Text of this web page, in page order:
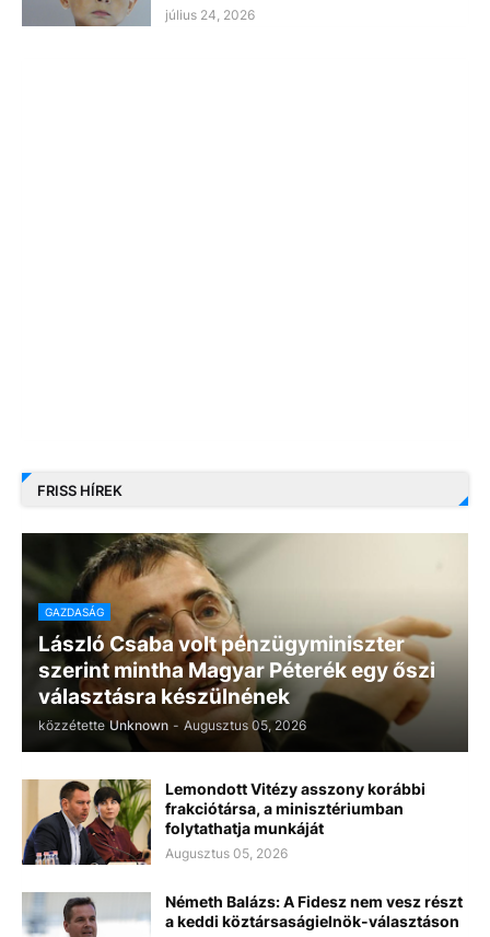
július 24, 2026
FRISS HÍREK
GAZDASÁG
László Csaba volt pénzügyminiszter
szerint mintha Magyar Péterék egy őszi
választásra készülnének
közzétette Unknown - Augusztus 05, 2026
Lemondott Vitézy asszony korábbi
frakciótársa, a minisztériumban
folytathatja munkáját
Augusztus 05, 2026
Németh Balázs: A Fidesz nem vesz részt
a keddi köztársaságielnök-választáson